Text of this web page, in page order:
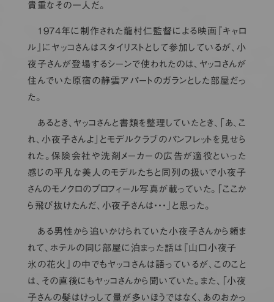
貴重なその一人だ。
1974年に制作された龍村仁監督による映画『キャロ
ル』にヤッコさんはスタイリストとして参加しているが、小
夜子さんが登場するシーンで使われたのは、ヤッコさんが
住んでいた原宿の静雲アパートのガランとした部屋だっ
た。
あるとき、ヤッコさんと書類を整理していたとき、「あ、こ
れ、小夜子さんよ」とモデルクラブのパンフレットを見せら
れた。保険会社や洗剤メーカーの広告が適役といった
感じの平凡な美人のモデルたちと同列の扱いで小夜子
さんのモノクロのプロフィール写真が載っていた。「ここか
ら飛び抜けたんだ、小夜子さんは・・・」と思った。
ある男性から追いかけられていた小夜子さんから頼ま
れて、ホテルの同じ部屋に泊まった話は『山口小夜子
氷の花火』の中でもヤッコさんは語っているが、このこと
は、その直後にもヤッコさんから聞いていた。また、「小夜
子さんの髪はけっして量が多いほうではなく、あのおかっ